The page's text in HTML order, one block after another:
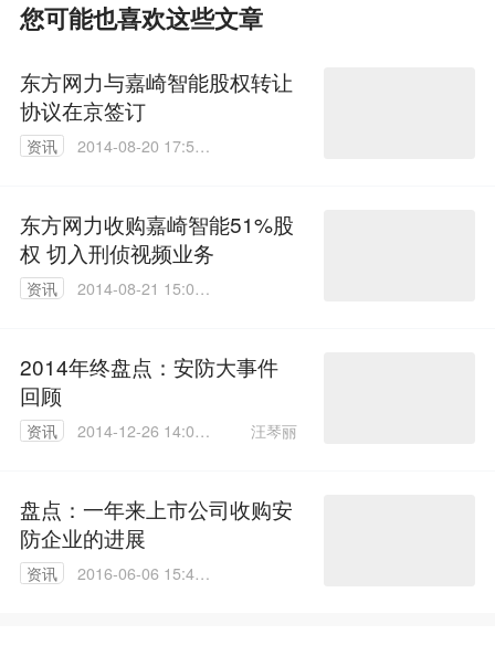
您可能也喜欢这些文章
东方网力与嘉崎智能股权转让
协议在京签订
资讯
2014-08-20 17:59:
东方网力收购嘉崎智能51%股
权 切入刑侦视频业务
资讯
2014-08-21 15:07:
2014年终盘点：安防大事件
回顾
资讯
2014-12-26 14:02:
汪琴丽
盘点：一年来上市公司收购安
防企业的进展
资讯
2016-06-06 15:47: